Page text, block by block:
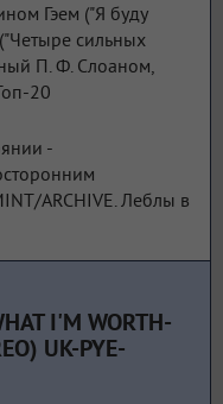
Гэем ("Я буду
сильных
П. Ф. Слоаном,
20
-
ARCHIVE. Леблы в
I'M WORTH-
UK-PYE-